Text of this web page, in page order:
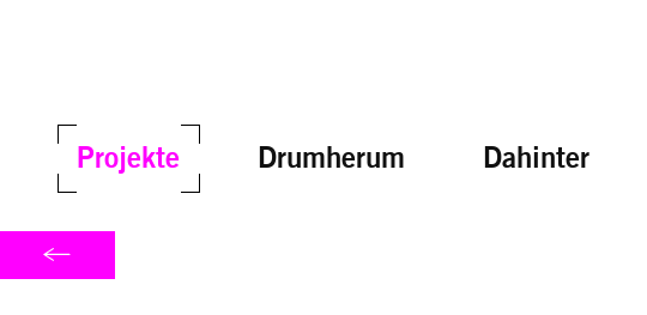
Projekte Drumherum Dahinter